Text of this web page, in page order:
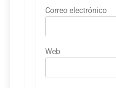
Correo electrónico
Web